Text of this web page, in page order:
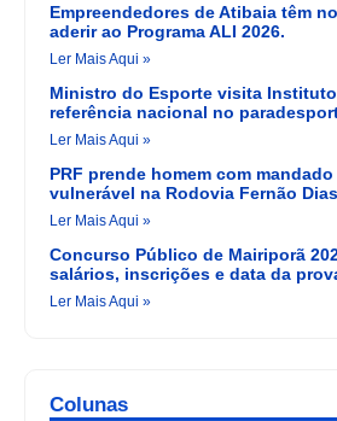
Empreendedores de Atibaia têm
aderir ao Programa ALI 2026.
Ler Mais Aqui »
Ministro do Esporte visita
referência nacional no
Ler Mais Aqui »
PRF prende homem com
vulnerável na Rodovia Fernão
Ler Mais Aqui »
Concurso Público de Mairiporã
salários, inscrições e data da
Ler Mais Aqui »
Colunas